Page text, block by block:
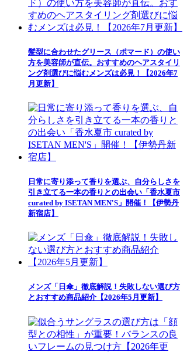
髪型に合わせたグリース（ポマード）の使い
方を美容師が直伝。おすすめのヘアスタイリ
ング剤選びに悩むメンズは必見！【2026年7
月更新】
日常に寄り添って香りを選ぶ、自分らしさを
引き立てる一本の香りとの出会い「香水夏市
curated by ISETAN MEN'S」開催！【伊勢丹
新宿店】
メンズ「日傘」徹底解説！失敗しない選び方
とおすすめ商品紹介【2026年5月更新】